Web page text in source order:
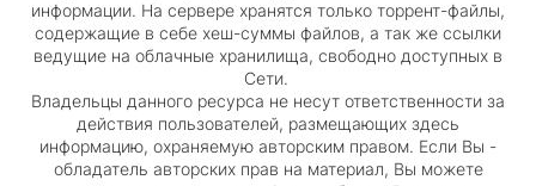
информации. На сервере хранятся только торрент-файлы,
содержащие в себе хеш-суммы файлов, а так же ссылки
ведущие на облачные хранилища, свободно доступных в
Сети.
Владельцы данного ресурса не несут ответственности за
действия пользователей, размещающих здесь
информацию, охраняемую авторским правом. Если Вы -
обладатель авторских прав на материал, Вы можете